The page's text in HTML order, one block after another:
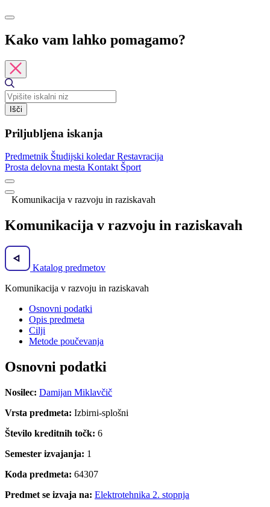
Kako vam lahko pomagamo?
Išči
Priljubljena iskanja
Predmetnik Študijski koledarRestavracija
Prosta delovna mesta Kontakt Šport
Komunikacija v razvoju in raziskavah
Komunikacija v razvoju in raziskavah
Katalog predmetov
Komunikacija v razvoju in raziskavah
Osnovni podatki
Opis predmeta
Cilji
Metode poučevanja
Osnovni podatki
Nosilec: Damijan Miklavčič
Vrsta predmeta: Izbirni-splošni
Število kreditnih točk: 6
Semester izvajanja: 1
Koda predmeta: 64307
Predmet se izvaja na: Elektrotehnika 2. stopnja